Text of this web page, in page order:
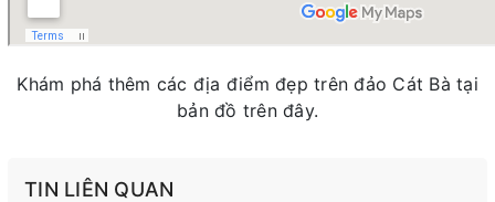
Khám phá thêm các địa điểm đẹp trên đảo Cát Bà tại
bản đồ trên đây.
TIN LIÊN QUAN